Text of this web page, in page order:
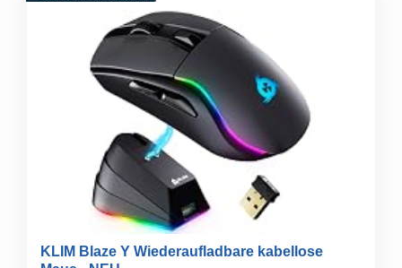
KLIM Blaze Y Wiederaufladbare kabellose